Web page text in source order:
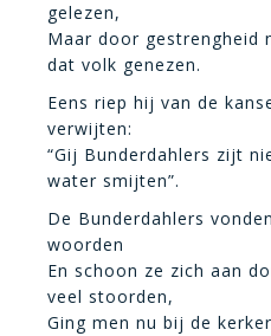
gelezen,
Maar door gestrengheid
dat volk genezen.
Eens riep hij van de
verwijten:
“Gij Bunderdahlers zijt
water smijten”.
De Bunderdahlers
woorden
En schoon ze zich aan
veel stoorden,
Ging men nu bij de